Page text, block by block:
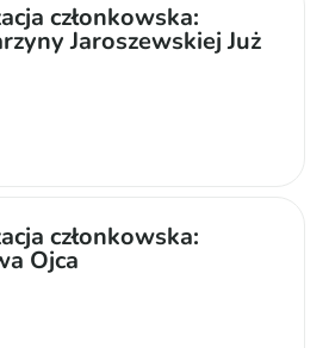
członkowska:
Jaroszewskiej Już
członkowska:
Ojca